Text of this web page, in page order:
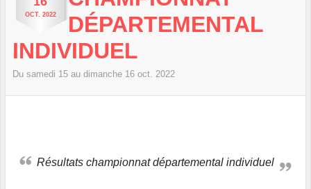
OCT. 2022
DÉPARTEMENTAL
INDIVIDUEL
Du samedi 15 au dimanche 16 oct. 2022
Résultats championnat départemental individuel